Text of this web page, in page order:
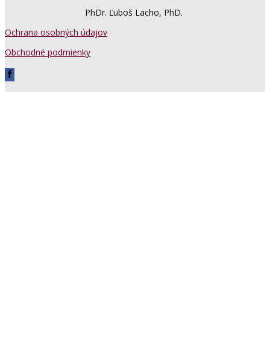
PhDr. Ľuboš Lacho, PhD.
Ochrana osobných údajov
Obchodné podmienky